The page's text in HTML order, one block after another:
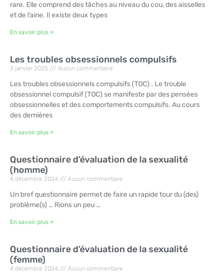
rare. Elle comprend des tâches au niveau du cou, des aisselles
et de l’aine. Il existe deux types
En savoir plus »
Les troubles obsessionnels compulsifs
3 janvier 2025 Aucun commentaire
Les troubles obsessionnels compulsifs (TOC) . Le trouble
obsessionnel compulsif (TOC) se manifeste par des pensées
obsessionnelles et des comportements compulsifs. Au cours
des dernières
En savoir plus »
Questionnaire d’évaluation de la sexualité
(homme)
4 décembre 2024 Aucun commentaire
Un bref questionnaire permet de faire un rapide tour du (des)
problème(s) … Rions un peu …
En savoir plus »
Questionnaire d’évaluation de la sexualité
(femme)
4 décembre 2024 Aucun commentaire